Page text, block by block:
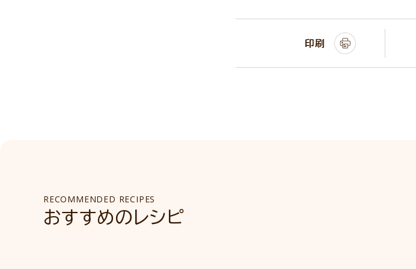
印刷
RECOMMENDED RECIPES
おすすめのレシピ